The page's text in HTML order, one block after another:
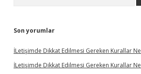
Son yorumlar
İLetişimde Dikkat Edilmesi Gereken Kurallar
İLetişimde Dikkat Edilmesi Gereken Kurallar